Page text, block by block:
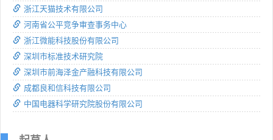
浙江天猫技术有限公司
河南省公平竞争审查事务中心
浙江微能科技股份有限公司
深圳市标准技术研究院
深圳市前海泽金产融科技有限公司
成都良和信科技有限公司
中国电器科学研究院股份有限公司